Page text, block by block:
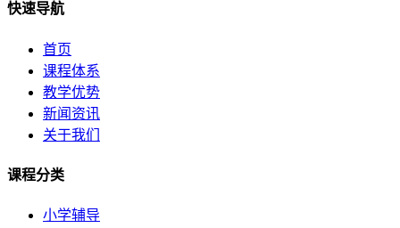
快速导航
首页
课程体系
教学优势
新闻资讯
关于我们
课程分类
小学辅导